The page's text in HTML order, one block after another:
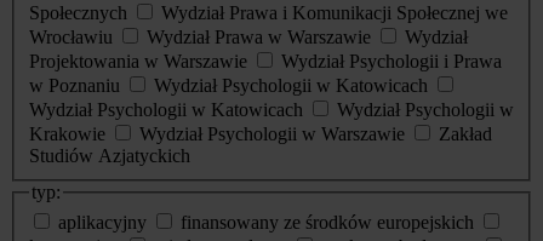
Społecznych
Wydział Prawa i Komunikacji Społecznej we
Wrocławiu
Wydział Prawa w Warszawie
Wydział
Projektowania w Warszawie
Wydział Psychologii i Prawa
w Poznaniu
Wydział Psychologii w Katowicach
Wydział Psychologii w Katowicach
Wydział Psychologii w
Krakowie
Wydział Psychologii w Warszawie
Zakład
Studiów Azjatyckich
typ:
aplikacyjny
finansowany ze środków europejskich